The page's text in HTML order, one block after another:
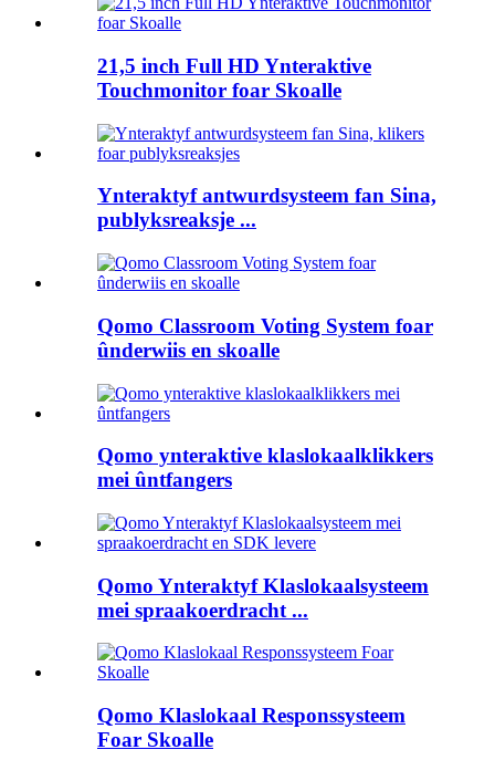
21,5 inch Full HD Ynteraktive
Touchmonitor foar Skoalle
Ynteraktyf antwurdsysteem fan Sina,
publyksreaksje ...
Qomo Classroom Voting System foar
ûnderwiis en skoalle
Qomo ynteraktive klaslokaalklikkers
mei ûntfangers
Qomo Ynteraktyf Klaslokaalsysteem
mei spraakoerdracht ...
Qomo Klaslokaal Responssysteem
Foar Skoalle